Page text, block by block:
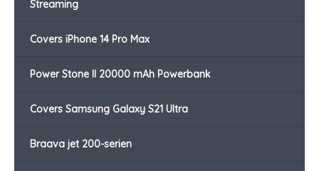
Streaming
Covers iPhone 14 Pro Max
Power Stone II 20000 mAh Powerbank
Covers Samsung Galaxy S21 Ultra
Braava jet 200-serien